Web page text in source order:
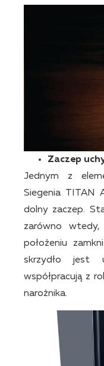
Zaczep
Jednym z
Siegenia TITAN
dolny zaczep.
zarówno
położeniu
skrzydło jest
współpracują z
narożnika.